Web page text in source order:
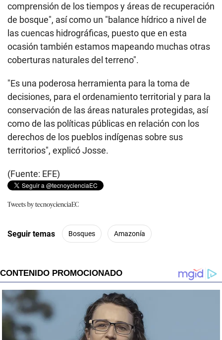
comprensión de los tiempos y áreas de recuperación
de bosque", así como un "balance hídrico a nivel de
las cuencas hidrográficas, puesto que en esta
ocasión también estamos mapeando muchas otras
coberturas naturales del terreno".
"Es una poderosa herramienta para la toma de
decisiones, para el ordenamiento territorial y para la
conservación de las áreas naturales protegidas, así
como de las políticas públicas en relación con los
derechos de los pueblos indígenas sobre sus
territorios", explicó Josse.
(Fuente: EFE)
Tweets by tecnoycienciaEC
Seguir temas Bosques Amazonía